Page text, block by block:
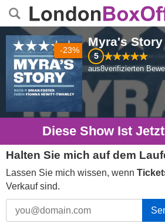
-23%
Myra's Story
5
aus8verifizierten
Diese Show Ist
Halten Sie mich auf dem
Lassen Sie mich wissen, wenn
Verkauf sind.